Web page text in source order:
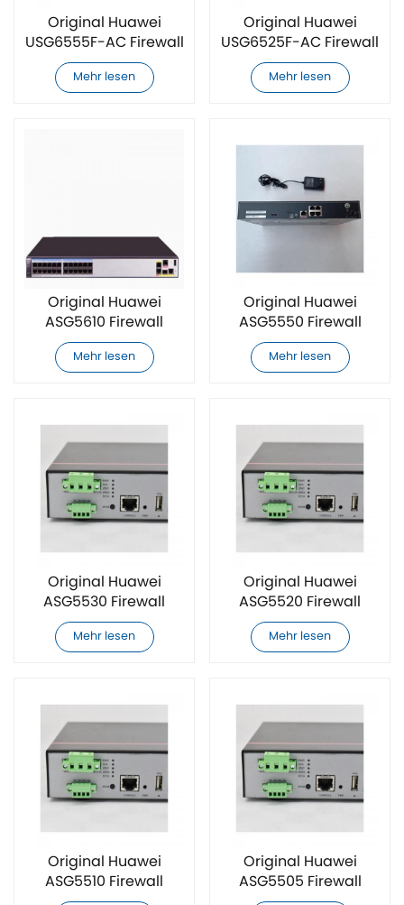
Original Huawei
USG6555F-AC Firewall
Mehr lesen
Original Huawei
USG6525F-AC Firewall
Mehr lesen
Original Huawei
ASG5610 Firewall
Mehr lesen
Original Huawei
ASG5550 Firewall
Mehr lesen
Original Huawei
ASG5530 Firewall
Mehr lesen
Original Huawei
ASG5520 Firewall
Mehr lesen
Original Huawei
ASG5510 Firewall
Original Huawei
ASG5505 Firewall